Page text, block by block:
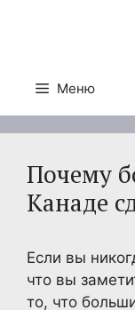
Меню
Почему
Канаде
Если вы
что вы
то, что